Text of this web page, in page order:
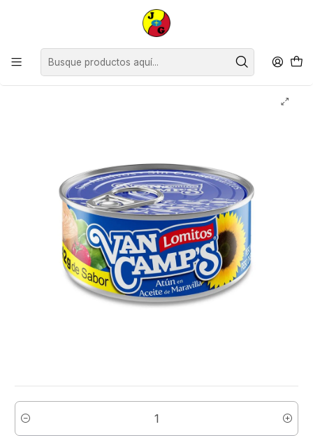
Disponible sólo Retiro en Tienda Osorno.
Conservas
Atún Lomitos Van Camps Aceite ( 3 x 142 G )
Cantidad